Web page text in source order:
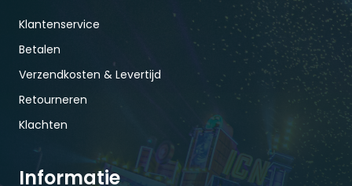
Klantenservice
Betalen
Verzendkosten & Levertijd
Retourneren
Klachten
Informatie